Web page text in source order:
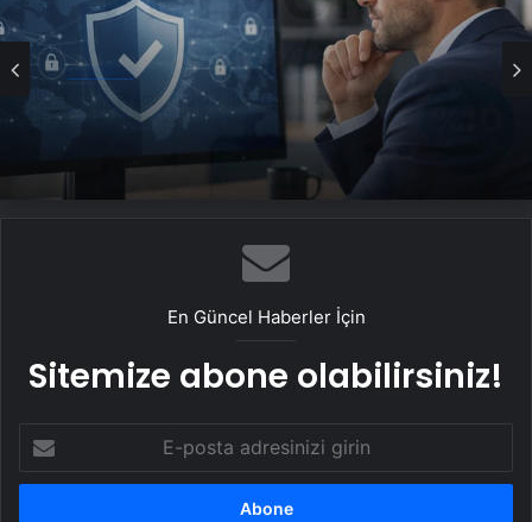
Genel
Fiber İnternet ile Ev İnterneti Nasıl Doğru
Seçilir
En Güncel Haberler İçin
Sitemize abone olabilirsiniz!
posta
adresinizi